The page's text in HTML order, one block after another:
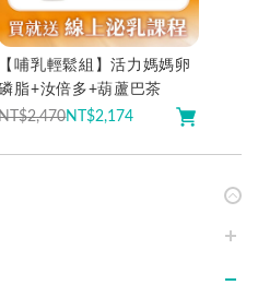
【哺乳輕鬆組】活力媽媽卵
脂+汝倍多+葫蘆巴茶
NT$2,174